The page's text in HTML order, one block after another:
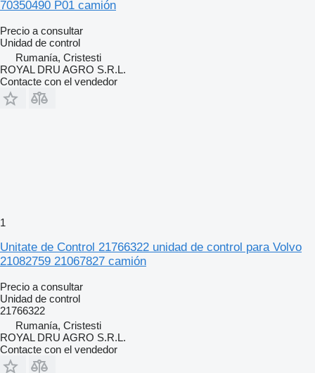
70350490 P01 camión
Precio a consultar
Unidad de control
Rumanía, Cristesti
ROYAL DRU AGRO S.R.L.
Contacte con el vendedor
1
Unitate de Control 21766322 unidad de control para Volvo
21082759 21067827 camión
Precio a consultar
Unidad de control
21766322
Rumanía, Cristesti
ROYAL DRU AGRO S.R.L.
Contacte con el vendedor